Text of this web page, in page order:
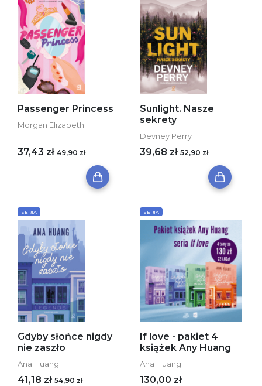
Passenger Princess
Morgan Elizabeth
37,43 zł 49,90 zł
Sunlight. Nasze
sekrety
Devney Perry
39,68 zł 52,90 zł
SERIA
Gdyby słońce nigdy
nie zaszło
Ana Huang
41,18 zł 54,90 zł
SERIA
If love - pakiet 4
książek Any Huang
Ana Huang
130,00 zł